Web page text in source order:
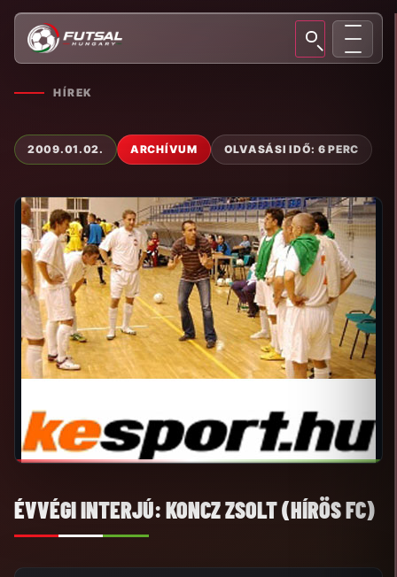
HÍREK
2009.01.02. ARCHÍVUM OLVASÁSI IDŐ: 6 PERC
ÉVVÉGI INTERJÚ: KONCZ ZSOLT (HÍRÖS FC)